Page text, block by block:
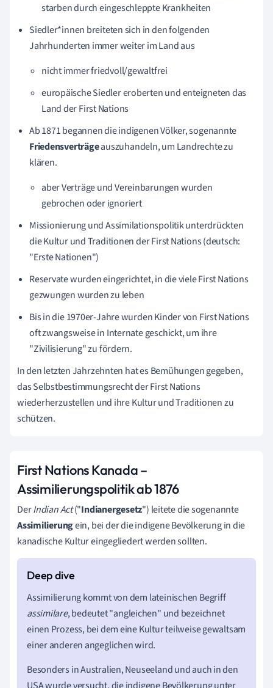
starben durch eingeschleppte Krankheiten
Siedler*innen breiteten sich in den folgenden
Jahrhunderten immer weiter im Land aus
nicht immer friedvoll/gewaltfrei
europäische Siedler eroberten und enteigneten das
Land der First Nations
Ab 1871 begannen die indigenen Völker, sogenannte
Friedensverträgeauszuhandeln, um Landrechte zu
klären.
aber Verträge und Vereinbarungen wurden
gebrochen oder ignoriert
Missionierung und Assimilationspolitik unterdrückten
die Kultur und Traditionen der First Nations (deutsch:
"Erste Nationen")
Reservate wurden eingerichtet, in die viele First Nations
gezwungen wurden zu leben
Bis in die 1970er-Jahre wurden Kinder von First Nations
oft zwangsweise in Internate geschickt, um ihre
"Zivilisierung" zu fördern.
In den letzten Jahrzehnten hat es Bemühungen gegeben,
das Selbstbestimmungsrecht der First Nations
wiederherzustellen und ihre Kultur und Traditionen zu
schützen.
First Nations Kanada –
Assimilierungspolitik ab 1876
DerIndian Act("Indianergesetz") leitete die sogenannte
Assimilierungein, bei der die indigene Bevölkerung in die
kanadische Kultur eingegliedert werden sollten.
Assimilierung kommt von dem lateinischen Begriff
assimilare, bedeutet "angleichen" und bezeichnet
einen Prozess, bei dem eine Kultur teilweise gewaltsam
einer anderen angeglichen wird.
Besonders in Australien, Neuseeland und auch in den
USA wurde versucht, die indigene Bevölkerung unter